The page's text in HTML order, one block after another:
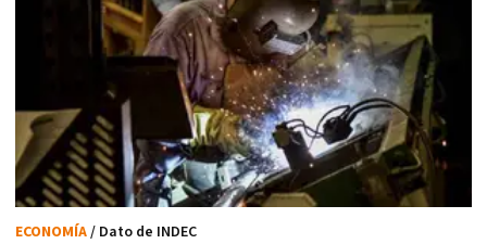
ECONOMÍA/ Dato de INDEC